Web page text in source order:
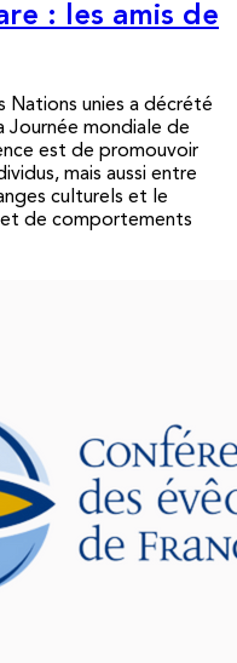
: les amis de
Nations unies a décrété
mondiale de
est de promouvoir
mais aussi entre
culturels et le
et de comportements